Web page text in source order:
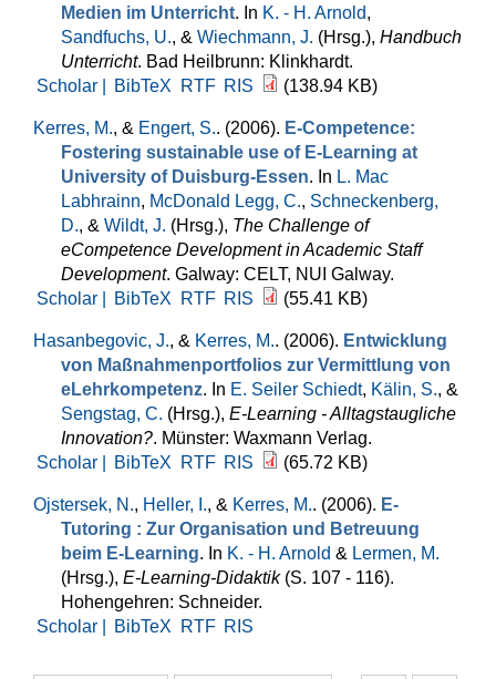
Medien im Unterricht. In K. - H. Arnold,
Sandfuchs, U., & Wiechmann, J. (Hrsg.), Handbuch
Unterricht. Bad Heilbrunn: Klinkhardt.
Scholar |
BibTeX RTF RIS (138.94 KB)
Kerres, M., & Engert, S.. (2006). E-Competence:
Fostering sustainable use of E-Learning at
University of Duisburg-Essen. In L. Mac
Labhrainn, McDonald Legg, C., Schneckenberg,
D., & Wildt, J. (Hrsg.), The Challenge of
eCompetence Development in Academic Staff
Development. Galway: CELT, NUI Galway.
Scholar |
BibTeX RTF RIS (55.41 KB)
Hasanbegovic, J., & Kerres, M.. (2006). Entwicklung
von Maßnahmenportfolios zur Vermittlung von
eLehrkompetenz. In E. Seiler Schiedt, Kälin, S., &
Sengstag, C. (Hrsg.), E-Learning - Alltagstaugliche
Innovation?. Münster: Waxmann Verlag.
Scholar |
BibTeX RTF RIS (65.72 KB)
Ojstersek, N., Heller, I., & Kerres, M.. (2006). E-
Tutoring : Zur Organisation und Betreuung
beim E-Learning. In K. - H. Arnold & Lermen, M.
(Hrsg.), E-Learning-Didaktik (S. 107 - 116).
Hohengehren: Schneider.
Scholar |
BibTeX RTF RIS